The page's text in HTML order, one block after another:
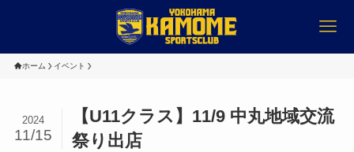
ホーム イベント
【U11クラス】11/9 中丸地域交流
祭り出店
2024
11/15